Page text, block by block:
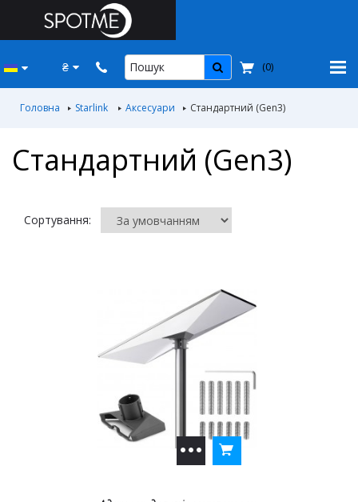
₴ (0)
Головна Starlink Аксесуари Стандартний (Gen3)
Стандартний (Gen3)
Сортування: